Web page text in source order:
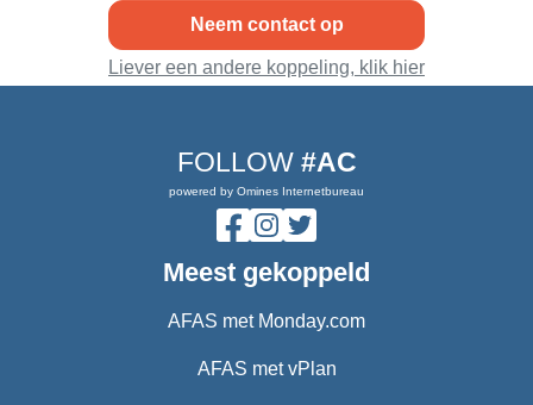
Neem contact op
Liever een andere koppeling, klik hier
FOLLOW #AC
powered by Omines Internetbureau
Meest gekoppeld
AFAS met Monday.com
AFAS met vPlan